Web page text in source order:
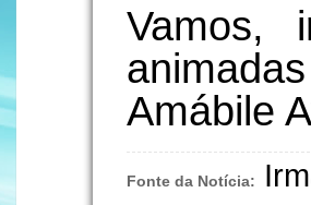
Vamos,
Amábile
Fonte da Notícia: